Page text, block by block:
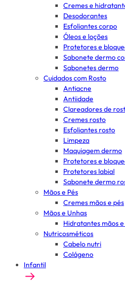
Cremes e
Desodorantes
Esfoliantes corpo
Óleos e loções
Protetores e
Sabonete dermo
Sabonetes dermo
Cuidados com Rosto
Antiacne
Antiidade
Clareadores de
Cremes rosto
Esfoliantes rosto
Limpeza
Maquiagem dermo
Protetores e
Protetores labial
Sabonete dermo
Mãos e Pés
Cremes mãos e pés
Mãos e Unhas
Hidratantes mãos e
Nutricosméticos
Cabelo nutri
Colágeno
Infantil